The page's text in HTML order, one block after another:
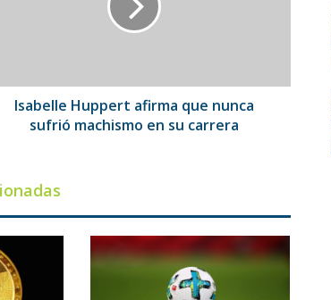
Isabelle Huppert afirma que nunca
sufrió machismo en su carrera